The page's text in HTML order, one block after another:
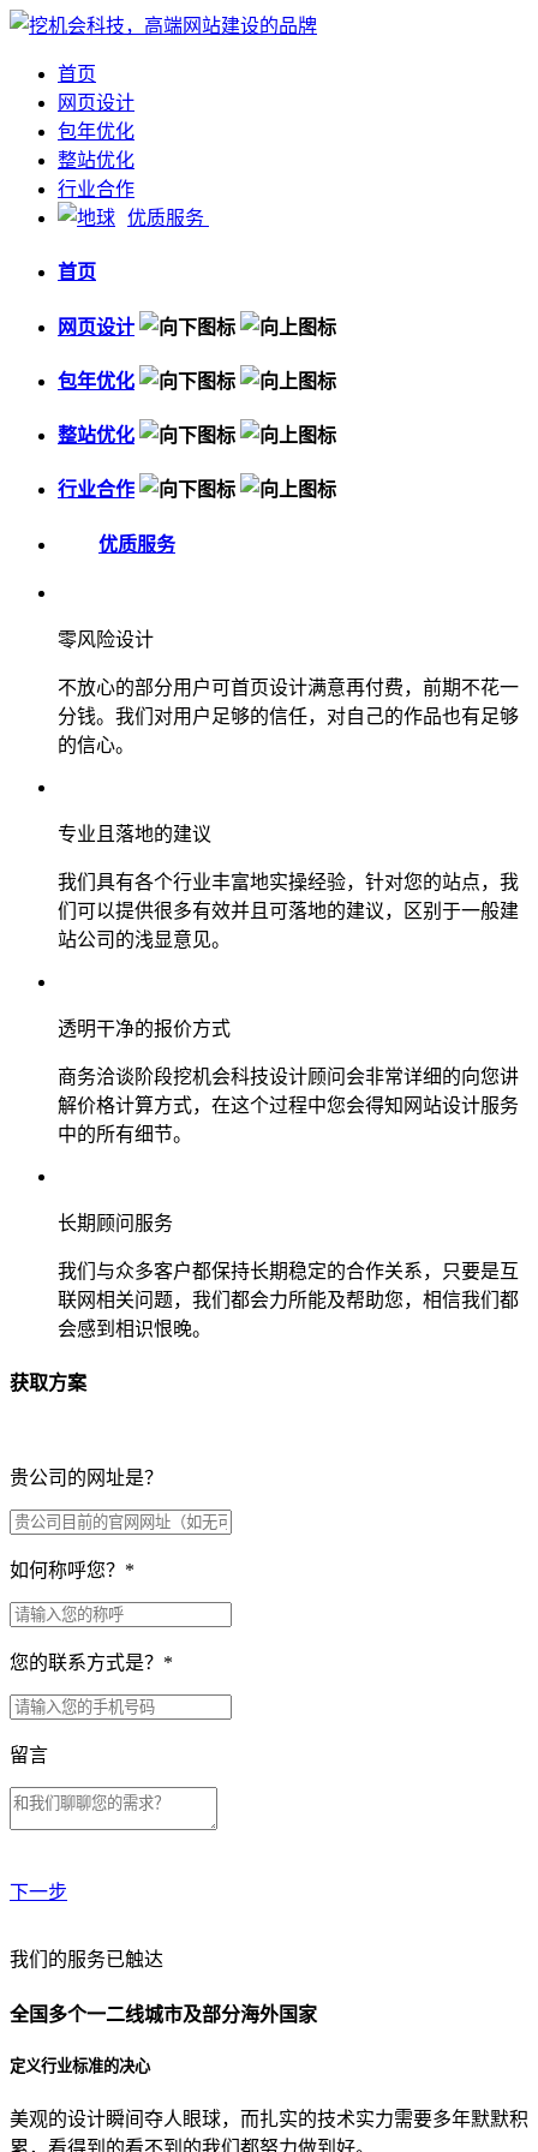
首页
网页设计
包年优化
整站优化
行业合作
优质服务
首页
网页设计
包年优化
整站优化
行业合作
优质服务
零风险设计
不放心的部分用户可首页设计满意再付费，前期不花一
分钱。我们对用户足够的信任，对自己的作品也有足够
的信心。
专业且落地的建议
我们具有各个行业丰富地实操经验，针对您的站点，我
们可以提供很多有效并且可落地的建议，区别于一般建
站公司的浅显意见。
透明干净的报价方式
商务洽谈阶段挖机会科技设计顾问会非常详细的向您讲
解价格计算方式，在这个过程中您会得知网站设计服务
中的所有细节。
长期顾问服务
我们与众多客户都保持长期稳定的合作关系，只要是互
联网相关问题，我们都会力所能及帮助您，相信我们都
会感到相识恨晚。
获取方案
贵公司的网址是？
如何称呼您？ *
您的联系方式是？ *
留言
下一步
贵公司预算范围是？
贵公司的团队规模是？
目前主要的营销渠道是？
我们的服务已触达
全国多个一二线城市及部分海外国家
定义行业标准的决心
美观的设计瞬间夺人眼球，而扎实的技术实力需要多年默默积
累，看得到的看不到的我们都努力做到好。